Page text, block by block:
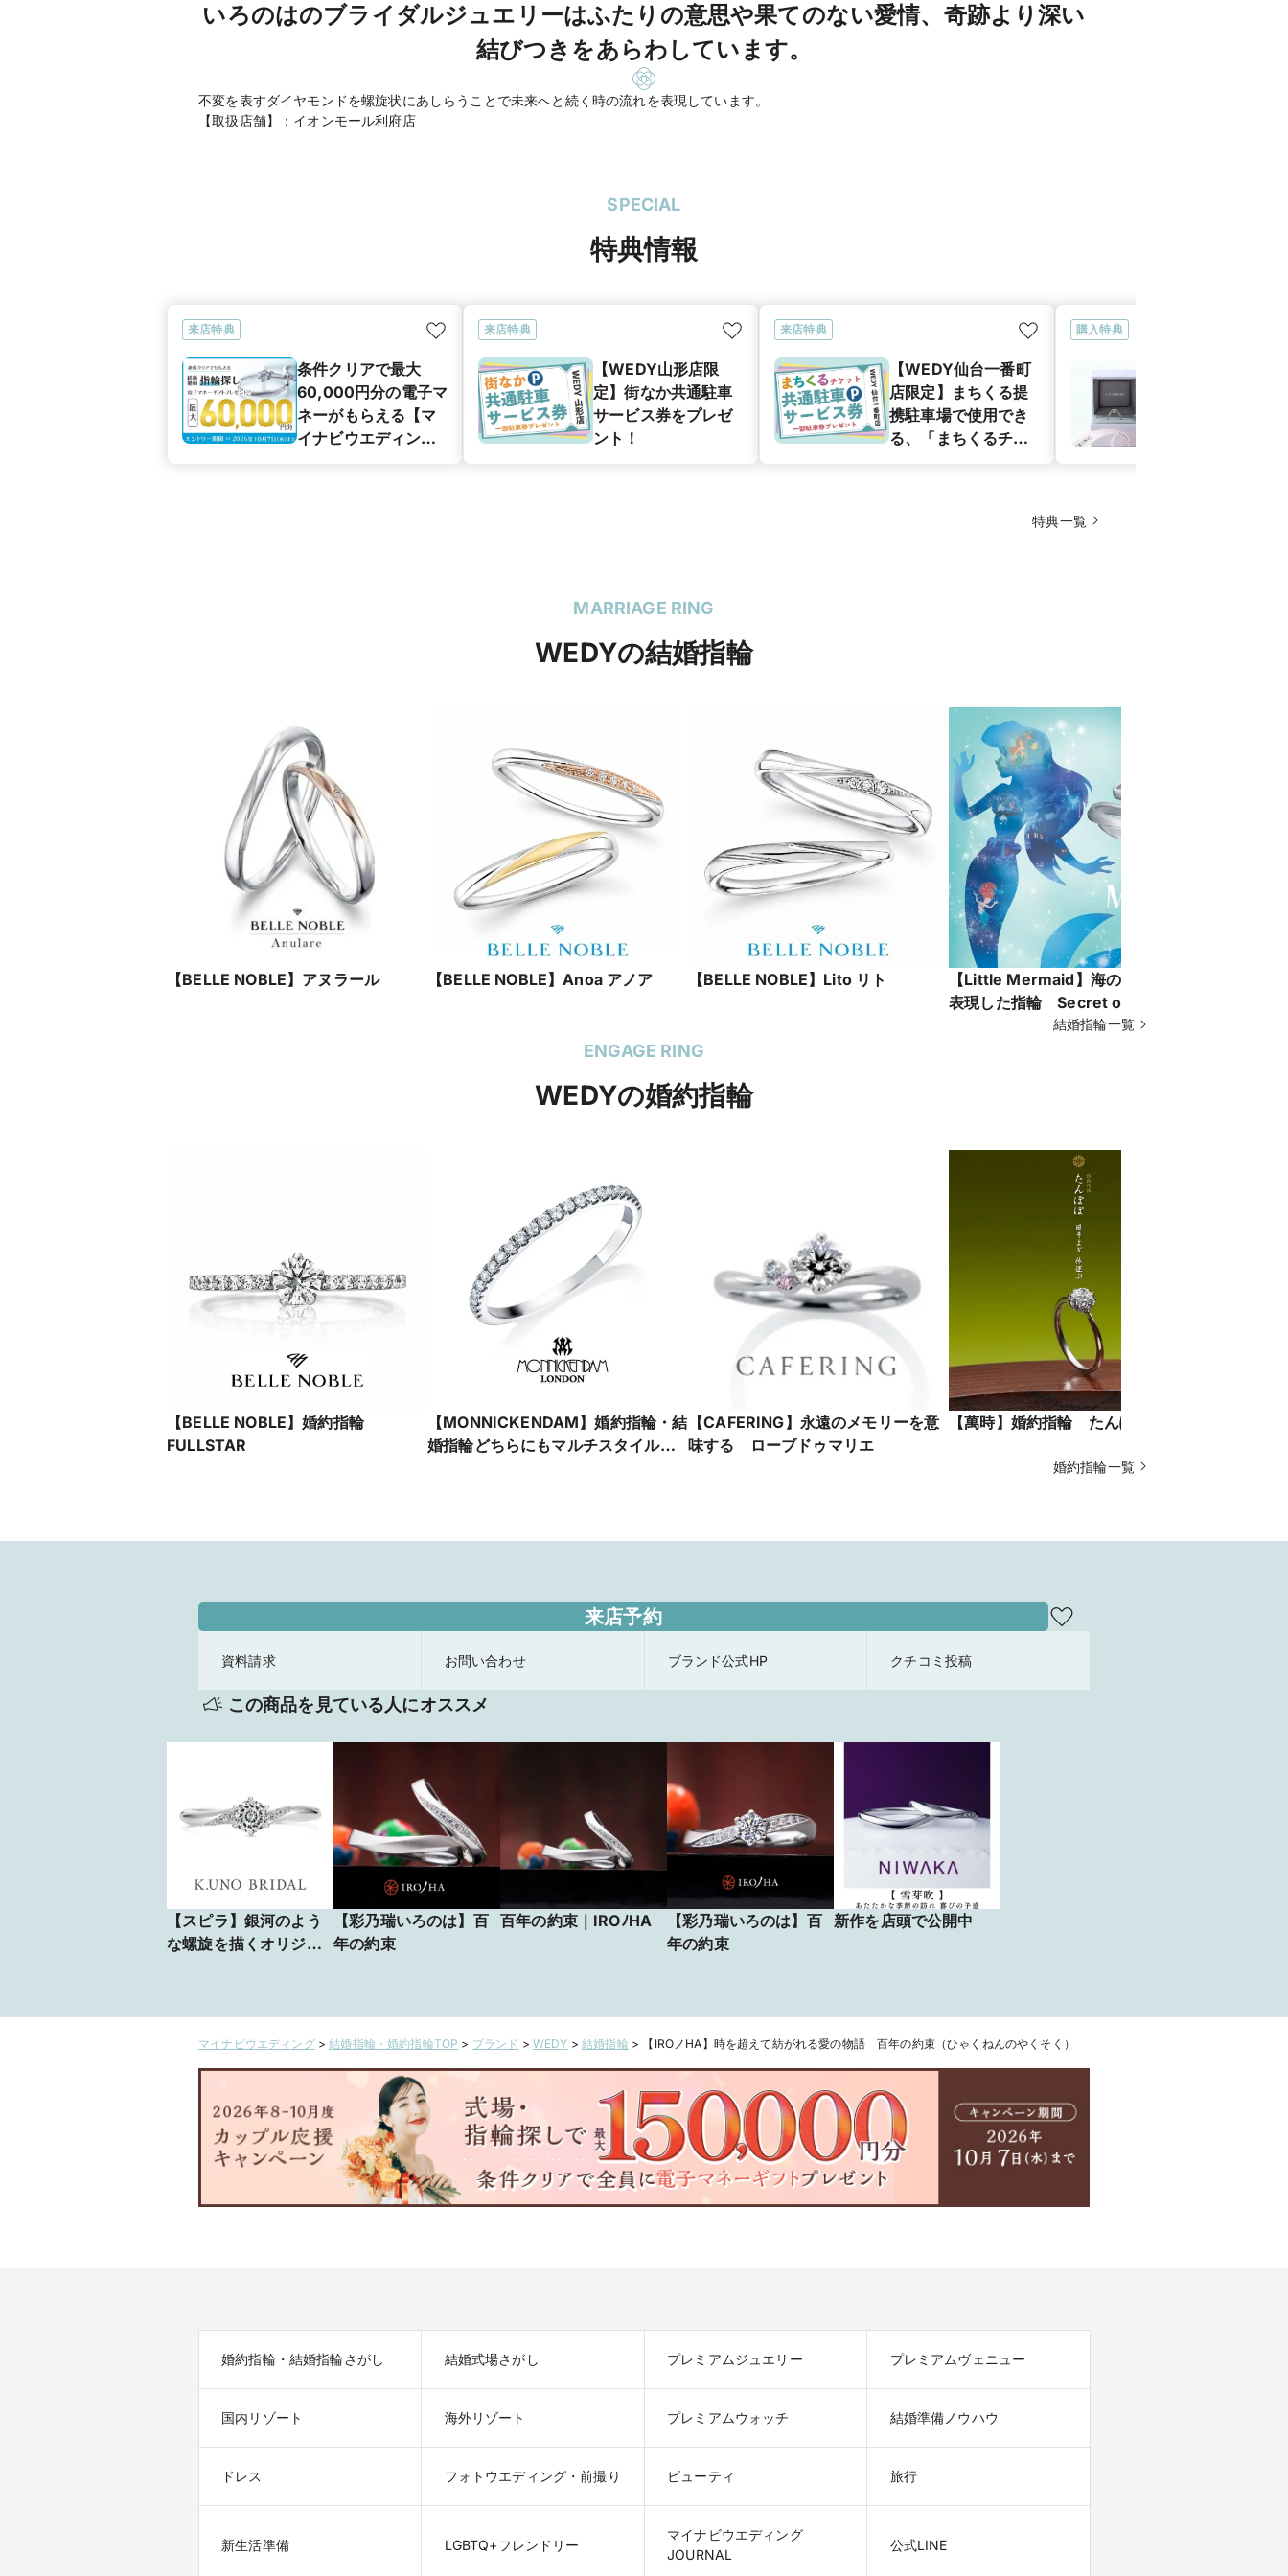
いろのはのブライダルジュエリーはふたりの意思や果てのない愛情、奇跡より深い
結びつきをあらわしています。
不変を表すダイヤモンドを螺旋状にあしらうことで未来へと続く時の流れを表現しています。
【取扱店舗】：イオンモール利府店
SPECIAL
特典情報
来店特典
条件クリアで最大
60,000円分の電子マ
ネーがもらえる【マ
イナビウエディング
来店特典
【WEDY山形店限
定】街なか共通駐車
サービス券をプレゼ
ント！
来店特典
【WEDY仙台一番町
店限定】まちくる提
携駐車場で使用でき
る、「まちくるチ
購入特典
特典一覧
MARRIAGE RING
WEDYの結婚指輪
【BELLE NOBLE】アヌラール 【BELLE NOBLE】Anoa アノア 【BELLE NOBLE】Lito リト
【Little Mermaid】海の中の世界を
表現した指輪 Secret of the Sea
結婚指輪一覧
ENGAGE RING
WEDYの婚約指輪
【BELLE NOBLE】婚約指輪
FULLSTAR
【MONNICKENDAM】婚約指輪・結
婚指輪どちらにもマルチスタイルエ
【CAFERING】永遠のメモリーを意
味する ローブドゥマリエ
【萬時】婚約指輪 たんぽぽ
婚約指輪一覧
来店予約
資料請求 お問い合わせ ブランド公式HP クチコミ投稿
この商品を見ている人にオススメ
【スピラ】銀河のよう
な螺旋を描くオリジナ
ドゥス）」を留めたエ
【彩乃瑞いろのは】百
年の約束
百年の約束｜IROﾉHA
【彩乃瑞いろのは】百
年の約束
新作を店頭で公開中
マイナビウエディング>結婚指輪・婚約指輪TOP > ブランド > WEDY >結婚指輪 > 【IROノHA】時を超えて紡がれる愛の物語 百年の約束（ひゃくねんのやくそく）
婚約指輪・結婚指輪さがし 結婚式場さがし プレミアムジュエリー プレミアムヴェニュー
国内リゾート 海外リゾート プレミアムウォッチ 結婚準備ノウハウ
ドレス フォトウエディング・前撮り ビューティ 旅行
新生活準備 LGBTQ+フレンドリー
マイナビウエディング
JOURNAL
公式LINE